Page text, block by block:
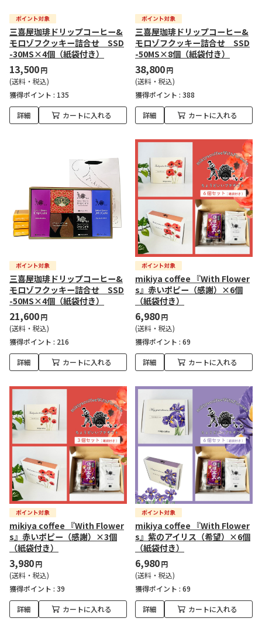
三喜屋珈琲ドリップコーヒー&
モロゾフクッキー詰合せ SSD
-30MS×4個（紙袋付き）
13,500円
(送料・税込)
獲得ポイント : 135
詳細 カートに入れる
三喜屋珈琲ドリップコーヒー&
モロゾフクッキー詰合せ SSD
-50MS×8個（紙袋付き）
38,800円
(送料・税込)
獲得ポイント : 388
詳細 カートに入れる
三喜屋珈琲ドリップコーヒー&
モロゾフクッキー詰合せ SSD
-50MS×4個（紙袋付き）
21,600円
(送料・税込)
獲得ポイント : 216
詳細 カートに入れる
mikiya coffee 『With Flower
s』赤いポピー（感謝）×6個
（紙袋付き）
6,980円
(送料・税込)
獲得ポイント : 69
詳細 カートに入れる
mikiya coffee 『With Flower
s』赤いポピー（感謝）×3個
（紙袋付き）
3,980円
(送料・税込)
獲得ポイント : 39
詳細 カートに入れる
mikiya coffee 『With Flower
s』紫のアイリス（希望）×6個
（紙袋付き）
6,980円
(送料・税込)
獲得ポイント : 69
詳細 カートに入れる